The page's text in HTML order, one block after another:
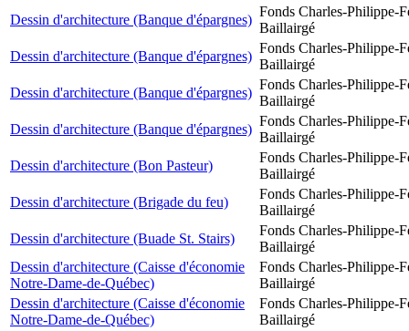
Dessin d'architecture (Banque d'épargnes)
Fonds Charles-Philippe-
Baillairgé
Dessin d'architecture (Banque d'épargnes)
Fonds Charles-Philippe-
Baillairgé
Dessin d'architecture (Banque d'épargnes)
Fonds Charles-Philippe-
Baillairgé
Dessin d'architecture (Banque d'épargnes)
Fonds Charles-Philippe-
Baillairgé
Dessin d'architecture (Bon Pasteur)
Fonds Charles-Philippe-
Baillairgé
Dessin d'architecture (Brigade du feu)
Fonds Charles-Philippe-
Baillairgé
Dessin d'architecture (Buade St. Stairs)
Fonds Charles-Philippe-
Baillairgé
Dessin d'architecture (Caisse d'économie
Notre-Dame-de-Québec)
Fonds Charles-Philippe-
Baillairgé
Dessin d'architecture (Caisse d'économie
Notre-Dame-de-Québec)
Fonds Charles-Philippe-
Baillairgé